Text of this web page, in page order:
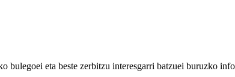
bulegoei eta beste zerbitzu interesgarri batzuei buruzko